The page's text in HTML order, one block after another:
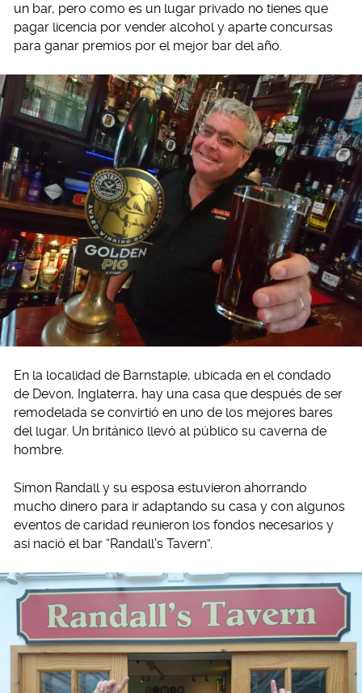
un bar, pero como es un lugar privado no tienes que
pagar licencia por vender alcohol y aparte concursas
para ganar premios por el mejor bar del año.
En la localidad de Barnstaple, ubicada en el condado
de Devon, Inglaterra, hay una casa que después de ser
remodelada se convirtió en uno de los mejores bares
del lugar. Un británico llevó al público su caverna de
hombre.
Simon Randall y su esposa estuvieron ahorrando
mucho dinero para ir adaptando su casa y con algunos
eventos de caridad reunieron los fondos necesarios y
así nació el bar “Randall’s Tavern”.